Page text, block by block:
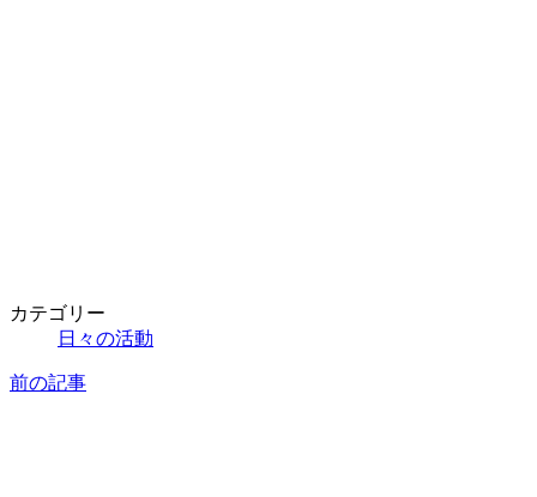
カテゴリー
日々の活動
前の記事